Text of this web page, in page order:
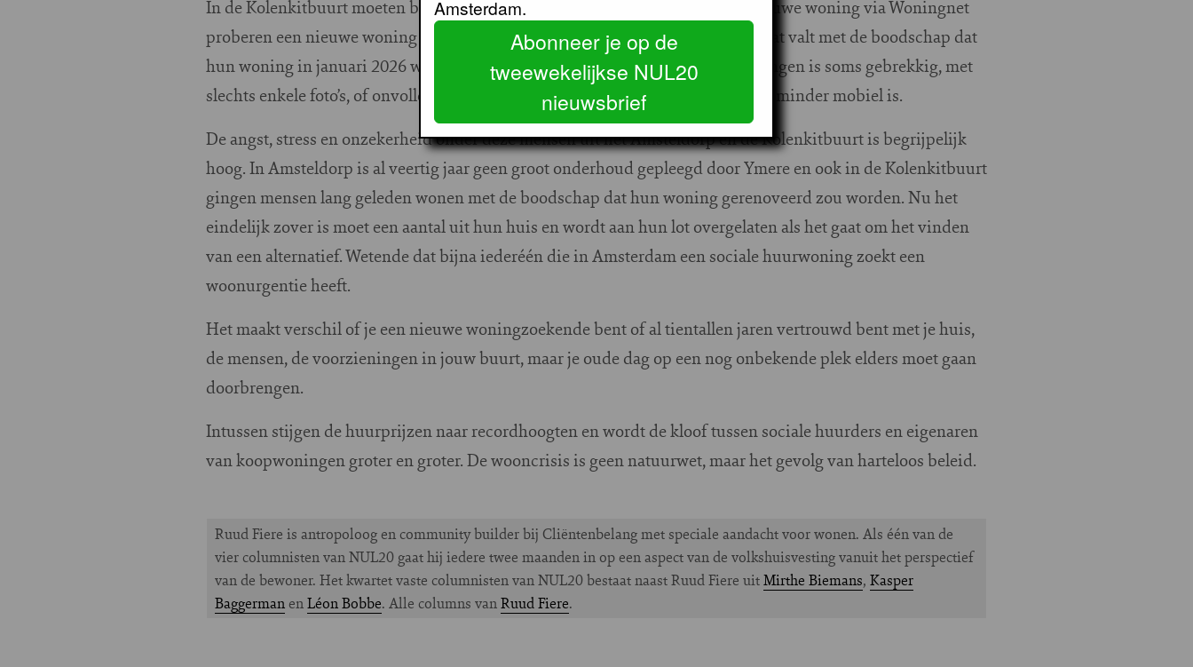
In de Kolenkitbuurt moeten bewoners die niet kunnen terugkeren naar een nieuwe woning via Woningnet
proberen een nieuwe woning te vinden, terwijl intussen een brief op de deurmat valt met de boodschap dat
hun woning in januari 2026 wordt gesloopt. Informatie over beschikbare woningen is soms gebrekkig, met
slechts enkele foto’s, of onvolledig over de geschiktheid van de woning als men minder mobiel is.
De angst, stress en onzekerheid onder deze mensen uit het Amsteldorp en de Kolenkitbuurt is begrijpelijk
hoog. In Amsteldorp is al veertig jaar geen groot onderhoud gepleegd door Ymere en ook in de Kolenkitbuurt
gingen mensen lang geleden wonen met de boodschap dat hun woning gerenoveerd zou worden. Nu het
eindelijk zover is moet een aantal uit hun huis en wordt aan hun lot overgelaten als het gaat om het vinden
van een alternatief. Wetende dat bijna iederéén die in Amsterdam een sociale huurwoning zoekt een
woonurgentie heeft.
Het maakt verschil of je een nieuwe woningzoekende bent of al tientallen jaren vertrouwd bent met je huis,
de mensen, de voorzieningen in jouw buurt, maar je oude dag op een nog onbekende plek elders moet gaan
doorbrengen.
Intussen stijgen de huurprijzen naar recordhoogten en wordt de kloof tussen sociale huurders en eigenaren
van koopwoningen groter en groter. De wooncrisis is geen natuurwet, maar het gevolg van harteloos beleid.
Ruud Fiere is antropoloog en community builder bij Cliëntenbelang met speciale aandacht voor wonen. Als één van de
vier columnisten van NUL20 gaat hij iedere twee maanden in op een aspect van de volkshuisvesting vanuit het perspectief
van de bewoner. Het kwartet vaste columnisten van NUL20 bestaat naast Ruud Fiere uitMirthe Biemans, Kasper
Baggerman en Léon Bobbe. Alle columns van Ruud Fiere.
Amsterdam.
Abonneer je op de
tweewekelijkse NUL20
nieuwsbrief